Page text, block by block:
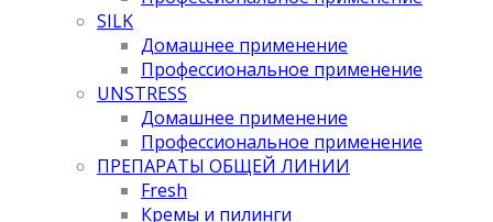
SILK
Домашнее применение
Профессиональное применение
UNSTRESS
Домашнее применение
Профессиональное применение
ПРЕПАРАТЫ ОБЩЕЙ ЛИНИИ
Fresh
Кремы и пилинги